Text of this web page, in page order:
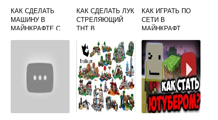
КАК СДЕЛАТЬ
МАШИНУ В
МАЙНКРАФТЕ С
КАК СДЕЛАТЬ ЛУК
СТРЕЛЯЮЩИЙ
ТНТ В
КАК ИГРАТЬ ПО
СЕТИ В
МАЙНКРАФТ